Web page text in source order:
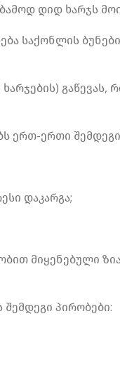
დიდ ხარჯს
საქონლის
გაწევას,
ერთ-ერთი
დაკარგა;
მიყენებული
პირობები: